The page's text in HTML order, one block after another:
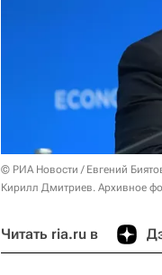
© РИА Новости / Евгений
Кирилл Дмитриев. Архивное
Читать ria.ru в